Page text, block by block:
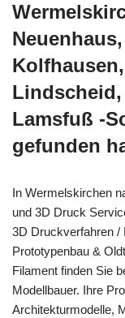
Lamsfuß -
gefunden
In Wermelskirchen
und 3D Druck
3D Druckverfahren /
Prototypenbau &
Filament finden Sie
Modellbauer. Ihre
Architekturmodelle,